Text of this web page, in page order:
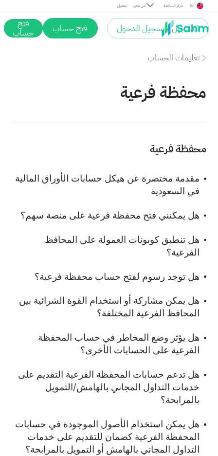
تحميل من نحن مركز المساعدة En
التسجيل / تسجيل الدخول فتح حساب فتح
حساب
تعليمات الحساب
محفظة فرعية
محفظة فرعية
مقدمة مختصرة عن هيكل حسابات الأوراق المالية
في السعودية
هل يمكنني فتح محفظة فرعية على منصة سهم؟
هل تنطبق كوبونات العمولة على المحافظ
الفرعية؟
هل توجد رسوم لفتح حساب محفظة فرعية؟
هل يمكن مشاركة أو استخدام القوة الشرائية بين
المحافظ الفرعية المختلفة؟
هل يؤثر وضع المخاطر في حساب المحفظة
الفرعية على الحسابات الأخرى؟
هل تدعم حسابات المحفظة الفرعية التقديم على
خدمات التداول المجاني بالهامش/التمويل
بالمرابحة؟
هل يمكن استخدام الأصول الموجودة في حسابات
المحفظة الفرعية كضمان للتقديم على خدمات
التداول المجاني بالهامش أو التمويل بالمرابحة؟